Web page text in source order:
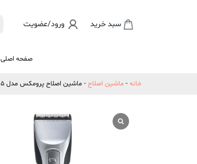
 سبد خرید ورود/عضویت
صفحه اصلی
خانه - ماشین اصلاح - ماشین اصلاح پرومکس مدل 2235